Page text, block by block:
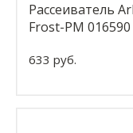
Рассеиватель
Frost-PM 016590
633 руб.